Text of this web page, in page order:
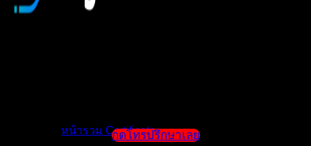
หน้ารวม Certificateกดโทรปรึกษาเลย